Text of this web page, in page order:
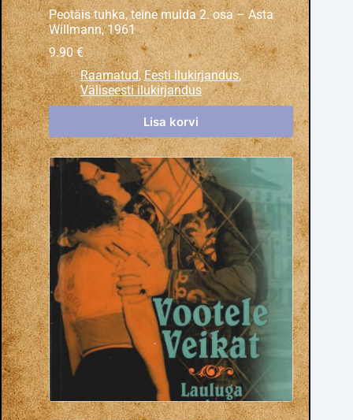
Peotäis tuhka, teine mulda 2. osa – Asta
Willmann, 1961
9.90€
Raamatud,Eesti ilukirjandus,
Väliseesti ilukirjandus
Lisa korvi